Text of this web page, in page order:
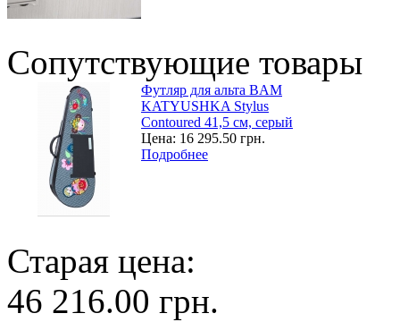
Сопутствующие товары
Футляр для альта BAM
KATYUSHKA Stylus
Contoured 41,5 см, серый
Цена: 16 295.50 грн.
Подробнее
Старая цена:
46 216.00 грн.